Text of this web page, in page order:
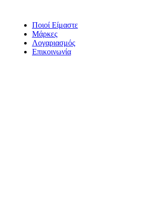
Ποιοί Είμαστε
Μάρκες
Λογαριασμός
Επικοινωνία